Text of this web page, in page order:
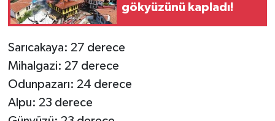
gökyüzünü kapladı!
Sarıcakaya: 27 derece
Mihalgazi: 27 derece
Odunpazarı: 24 derece
Alpu: 23 derece